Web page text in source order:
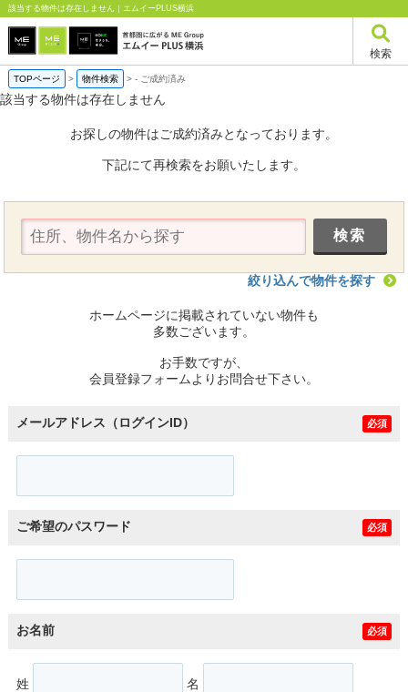
該当する物件は存在しません｜エムイーPLUS横浜
検索
TOPページ > 物件検索 >- ご成約済み
該当する物件は存在しません
お探しの物件はご成約済みとなっております。
下記にて再検索をお願いたします。
絞り込んで物件を探す
ホームページに掲載されていない物件も
多数ございます。
お手数ですが、
会員登録フォームよりお問合せ下さい。
メールアドレス（ログインID） 必須
ご希望のパスワード 必須
お名前 必須
姓 名